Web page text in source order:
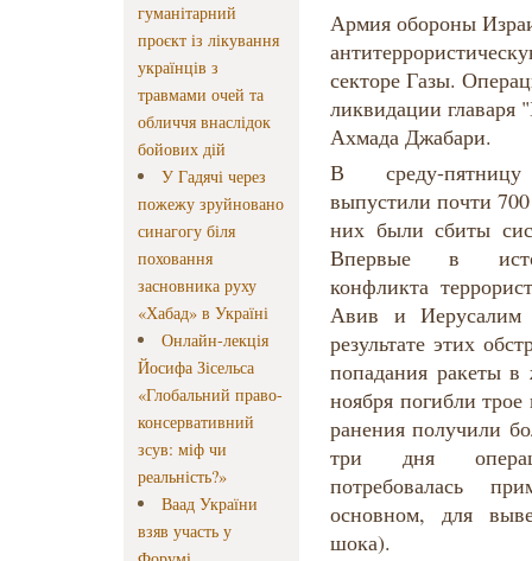
гуманітарний
проєкт із лікування
українців з
травмами очей та
обличчя внаслідок
бойових дій
У Гадячі через
пожежу зруйновано
синагогу біля
поховання
засновника руху
«Хабад» в Україні
Онлайн-лекція
Йосифа Зісельса
«Глобальний право-
консервативний
зсув: міф чи
реальність?»
Ваад України
взяв участь у
Армия обороны
секторе Газы.
ликвидации главаря
Ахмада Джабари.
В среду-пятницу
выпустили почти
них были сбиты
Впервые в
конфликта
Авив и
результате этих
попадания ракеты
ноября погибли
ранения получили
три дня
потребовалась
основном, для
шока).